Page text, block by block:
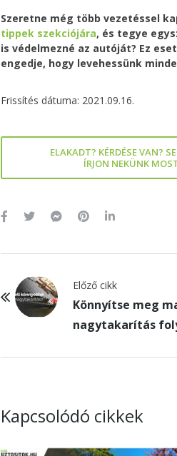
Szeretne még több vezetéssel
tippek szekciójára, és tegye
is védelmezné az autóját? Ez
engedje, hogy levehessünk
Frissítés dátuma: 2021.09.16.
ELAKADT? KÉRDÉSE VAN?
ÍRJON NEKÜNK
Előző cikk
Könnyítse meg
nagytakarítás
Kapcsolódó cikkek